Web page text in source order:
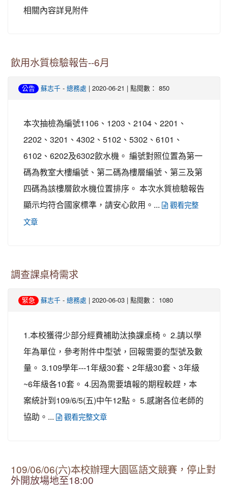
相關內容詳見附件
飲用水質檢驗報告--6月
公告 蘇志千 - 總務處 | 2020-06-21 | 點閱數： 850
本次抽檢為編號1106、1203、2104、2201、
2202、3201、4302、5102、5302、6101、
6102、6202及6302飲水機。 編號對照位置為第一
碼為教室大樓編號、第二碼為樓層編號、第三及第
四碼為該樓層飲水機位置排序。 本次水質檢驗報告
顯示均符合國家標準，請安心飲用。...
觀看完整
文章
調查課桌椅需求
緊急 蘇志千 - 總務處 | 2020-06-03 | 點閱數： 1080
1.本校獲得少部分經費補助汰換課桌椅。 2.請以學
年為單位，參考附件中型號，回報需要的型號及數
量。 3.109學年---1年級30套、2年級30套、3年級
~6年級各10套。 4.因為需要填報的期程較趕，本
案統計到109/6/5(五)中午12點。 5.感謝各位老師的
協助。...
觀看完整文章
109/06/06(六)本校辦理大園區語文競賽，停止對
外開放場地至18:00